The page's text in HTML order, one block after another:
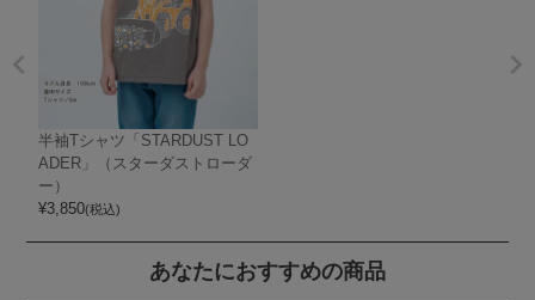
半袖Tシャツ「STARDUST LO
ADER」（スターダストローダ
ー）
¥3,850(税込)
あなたにおすすめの商品